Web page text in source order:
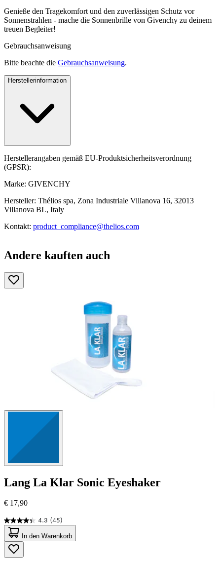
Genieße den Tragekomfort und den zuverlässigen Schutz vor
Sonnenstrahlen - mache die Sonnenbrille von Givenchy zu deinem
treuen Begleiter!
Gebrauchsanweisung
Bitte beachte die Gebrauchsanweisung.
Herstellerinformation
Herstellerangaben gemäß EU-Produktsicherheitsverordnung
(GPSR):
Marke: GIVENCHY
Hersteller: Thélios spa, Zona Industriale Villanova 16, 32013
Villanova BL, Italy
Kontakt: product_compliance@thelios.com
Andere kauften auch
Lang La Klar Sonic Eyeshaker
€ 17,90
4.3 (45)
4.3
von
5
Sternen.
45
In den Warenkorb